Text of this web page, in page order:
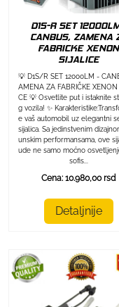
D1S-R SET
CANBUS, ZAMENA
FABRICKE XENON
SIJALICE
💡 D1S/R SET 12000LM -
AMENA ZA FABRIČKE XENON
CE 💡 Osvetlite put i istaknite
g vozila! ✨
e vaš automobil uz elegantni
sijalica. Sa jedinstvenim
unskim performansama, ove
ude ne samo moćno
sofis...
Cena: 10.980,00 rsd
Detaljnije